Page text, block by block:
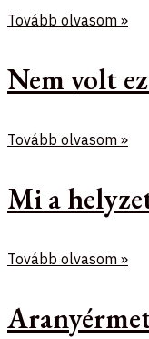
Tovább olvasom »
Nem volt
Tovább olvasom »
Mi a
Tovább olvasom »